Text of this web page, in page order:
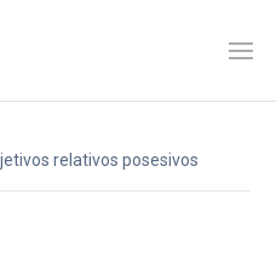
relativos posesivos